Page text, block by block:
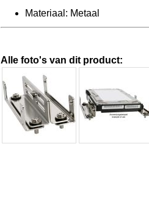
Materiaal: Metaal
Alle foto's van dit product: